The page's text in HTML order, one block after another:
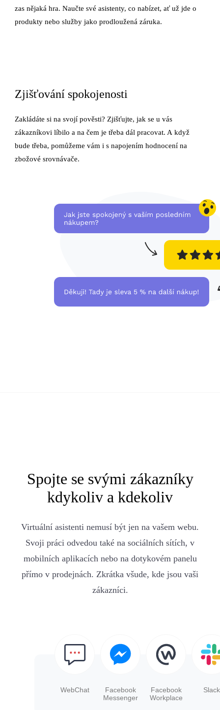
zas nějaká hra. Naučte své asistenty, co nabízet, ať už jde o
produkty nebo služby jako prodloužená záruka.
Zjišťování spokojenosti
Zakládáte si na svojí pověsti? Zjišťujte, jak se u vás
zákazníkovi líbilo a na čem je třeba dál pracovat. A když
bude třeba, pomůžeme vám i s napojením hodnocení na
zbožové srovnávače.
Spojte se svými zákazníky
kdykoliv a kdekoliv
Virtuální asistenti nemusí být jen na vašem webu.
Svoji práci odvedou také na sociálních sítích, v
mobilních aplikacích nebo na dotykovém panelu
přímo v prodejnách. Zkrátka všude, kde jsou vaši
zákazníci.